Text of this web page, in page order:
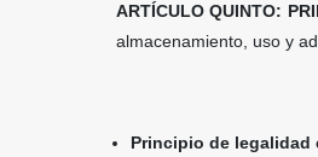
ARTÍCULO QUINTO:
almacenamiento, uso y
Principio de legalidad